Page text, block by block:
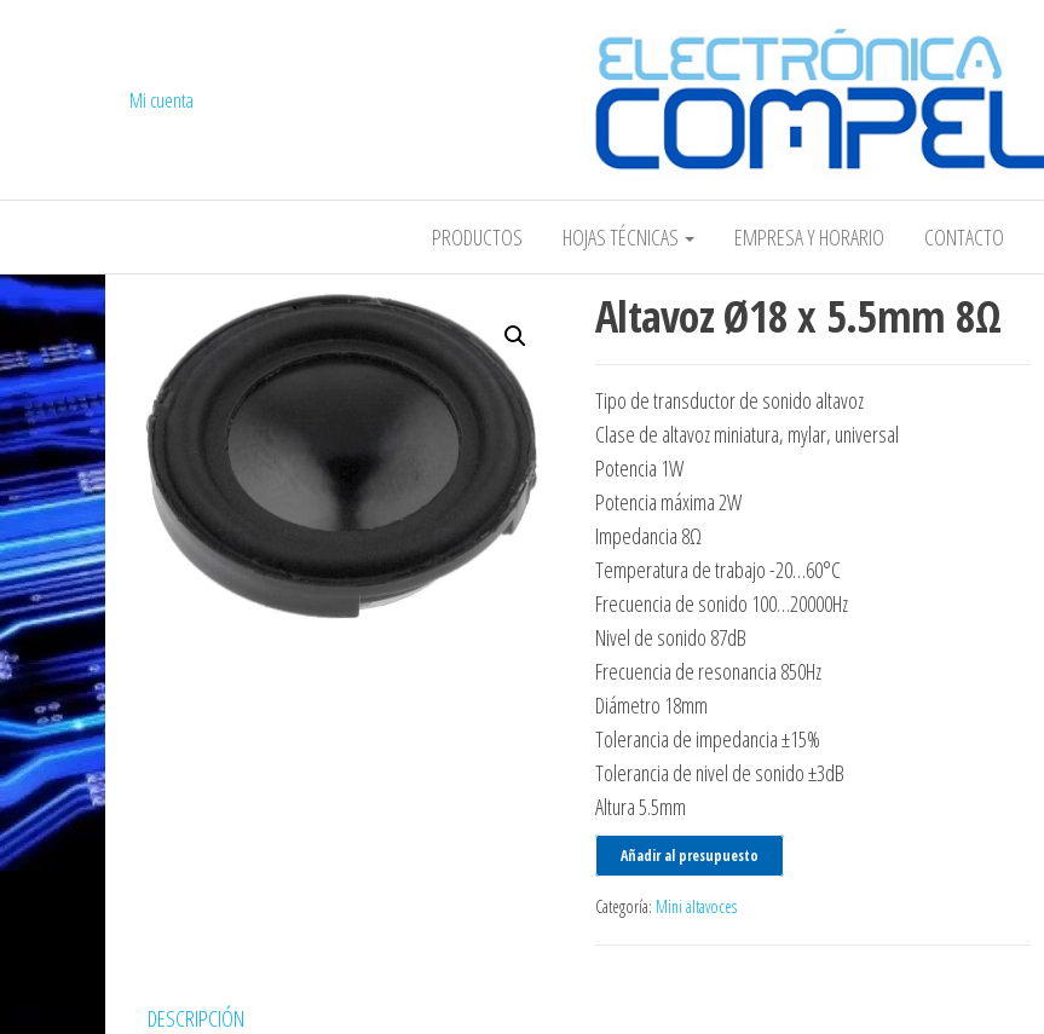
COMPEL Electrónica COMPEL
Mi cuenta
PRODUCTOS HOJAS TÉCNICAS EMPRESA Y HORARIO CONTACTO
Altavoz Ø18 x 5.5mm 8Ω
Tipo de transductor de sonido altavoz
Clase de altavoz miniatura, mylar, universal
Potencia 1W
Potencia máxima 2W
Impedancia 8Ω
Temperatura de trabajo -20…60°C
Frecuencia de sonido 100…20000Hz
Nivel de sonido 87dB
Frecuencia de resonancia 850Hz
Diámetro 18mm
Tolerancia de impedancia ±15%
Tolerancia de nivel de sonido ±3dB
Altura 5.5mm
Añadir al presupuesto
Categoría: Mini altavoces
DESCRIPCIÓN